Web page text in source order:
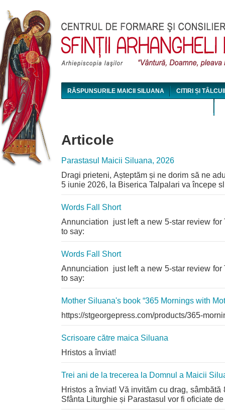
RĂSPUNSURILE MAICII SILUANA CITIRI ȘI
Articole
Parastasul Maicii Siluana, 2026
Dragi prieteni, Așteptăm și ne dorim să ne
5 iunie 2026, la Biserica Talpalari va începe
Words Fall Short
Annunciation just left a new 5-star review for
to say:
Words Fall Short
Annunciation just left a new 5-star review for
to say:
Mother Siluana's book “365 Mornings with
https://stgeorgepress.com/products/365-
Scrisoare către maica Siluana
Hristos a înviat!
Trei ani de la trecerea la Domnul a Maicii
Hristos a înviat! Vă invităm cu drag,
Sfânta Liturghie și Parastasul vor fi oficiate